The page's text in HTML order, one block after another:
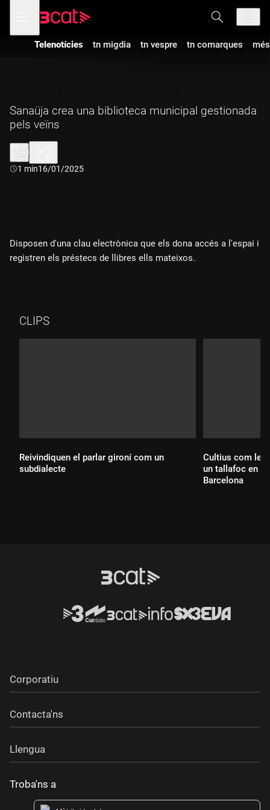
navegació
menú
de
Telenotícies tn migdia tn vespre tn comarques
Sanaüja crea una biblioteca municipal gestionada
pels veïns
Durada:
1 min16/01/2025
Disposen d'una clau electrònica que els dona accés a l'espai i
registren els préstecs de llibres ells mateixos.
CLIPS
Reivindiquen el parlar gironí com un
subdialecte
Cultius com les
un tallafoc en
Barcelona
Corporatiu
Contacta'ns
Llengua
Troba'ns a